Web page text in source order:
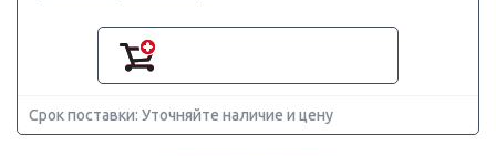
Срок поставки: Уточняйте наличие и цену